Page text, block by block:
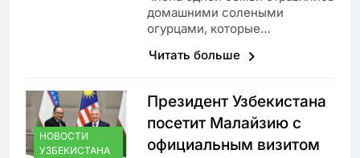
домашними солеными
огурцами, которые…
Читать больше
НОВОСТИ
УЗБЕКИСТАНА
Президент Узбекистана
посетит Малайзию с
официальным визитом